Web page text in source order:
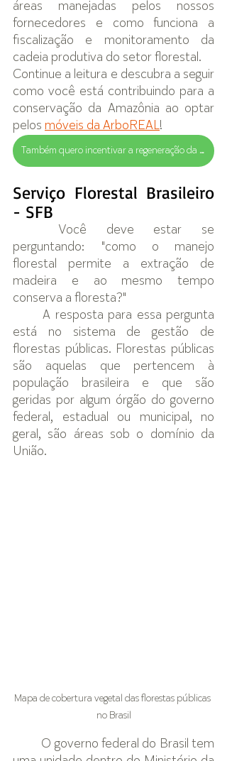
áreas manejadas pelos nossos
fornecedores e como funciona a
fiscalização e monitoramento da
cadeia produtiva do setor florestal.
Continue a leitura e descubra a seguir
como você está contribuindo para a
conservação da Amazônia ao optar
pelos móveis da ArboREAL!
Também quero incentivar a regeneração da floresta!
Serviço Florestal Brasileiro
- SFB
Você deve estar se
perguntando: "como o manejo
florestal permite a extração de
madeira e ao mesmo tempo
conserva a floresta?"
A resposta para essa pergunta
está no sistema de gestão de
florestas públicas. Florestas públicas
são aquelas que pertencem à
população brasileira e que são
geridas por algum órgão do governo
federal, estadual ou municipal, no
geral, são áreas sob o domínio da
União.
Mapa de cobertura vegetal das florestas públicas
no Brasil
O governo federal do Brasil tem